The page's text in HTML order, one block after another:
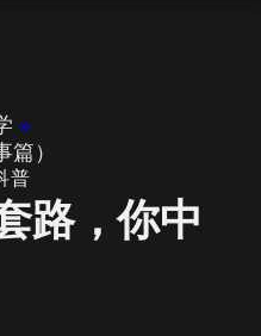
»
）
普
路，你中